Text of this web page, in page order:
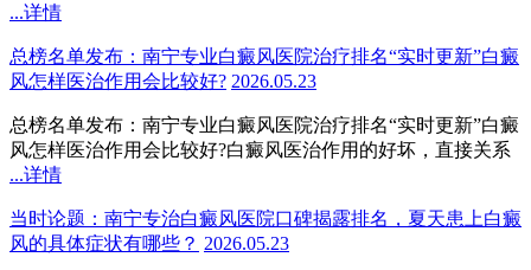
...详情
总榜名单发布：南宁专业白癜风医院治疗排名“实时更新”白癜
风怎样医治作用会比较好? 2026.05.23
总榜名单发布：南宁专业白癜风医院治疗排名“实时更新”白癜
风怎样医治作用会比较好?白癜风医治作用的好坏，直接关系
...详情
当时论题：南宁专治白癜风医院口碑揭露排名，夏天患上白癜
风的具体症状有哪些？ 2026.05.23